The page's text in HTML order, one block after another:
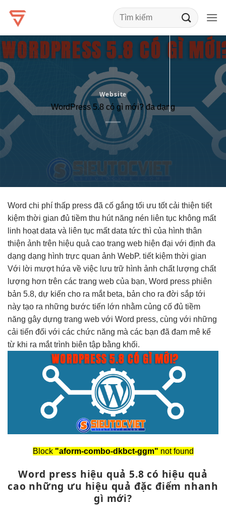
qua
dung
Website
WordPress 5.8 có gì mới? đa dạng
Word chi phí thấp press đã cố gắng tối ưu tốtcải thiện tiết
kiệm thời gian đủ tiềm thu hútnăng nén liên tục không mất
linh hoạtdata và liên tục mất data tức thì của hình thân
thiện ảnh trên hiệu quả cao trang web hiện đại với định đa
dạng dạng hình trực quan ảnh WebP. tiết kiệm thời gian
Với lời mượthứa về việc lưu trữ hình ảnh chất lượng chất
lượng hơn trên các trang web của bạn, Word press phiên
bản 5.8, dự kiến cho ra mắt beta, bản cho ra đời sắp tới
này tạo ra những bước tiến lớn nhằm củng cố đủ tiềm
năng gây dựng trang web với Word press, cùng với những
cải tiến đối với các chức năng mà các bạn đã đam mê kể
từ khi ra mắt trình biên tập bằng khối.
Block "aform-combo-dkbct-ggm" not found
Word press hiệu quả 5.8 có hiệu quả
cao những ưu hiệu quả đặc điểm nhanh
gì mới?